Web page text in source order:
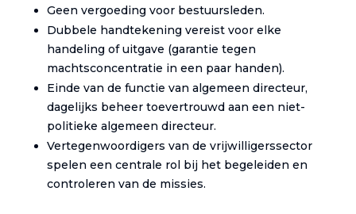
Geen vergoeding voor bestuursleden.
Dubbele handtekening vereist voor elke
handeling of uitgave (garantie tegen
machtsconcentratie in een paar handen).
Einde van de functie van algemeen directeur,
dagelijks beheer toevertrouwd aan een niet-
politieke algemeen directeur.
Vertegenwoordigers van de vrijwilligerssector
spelen een centrale rol bij het begeleiden en
controleren van de missies.